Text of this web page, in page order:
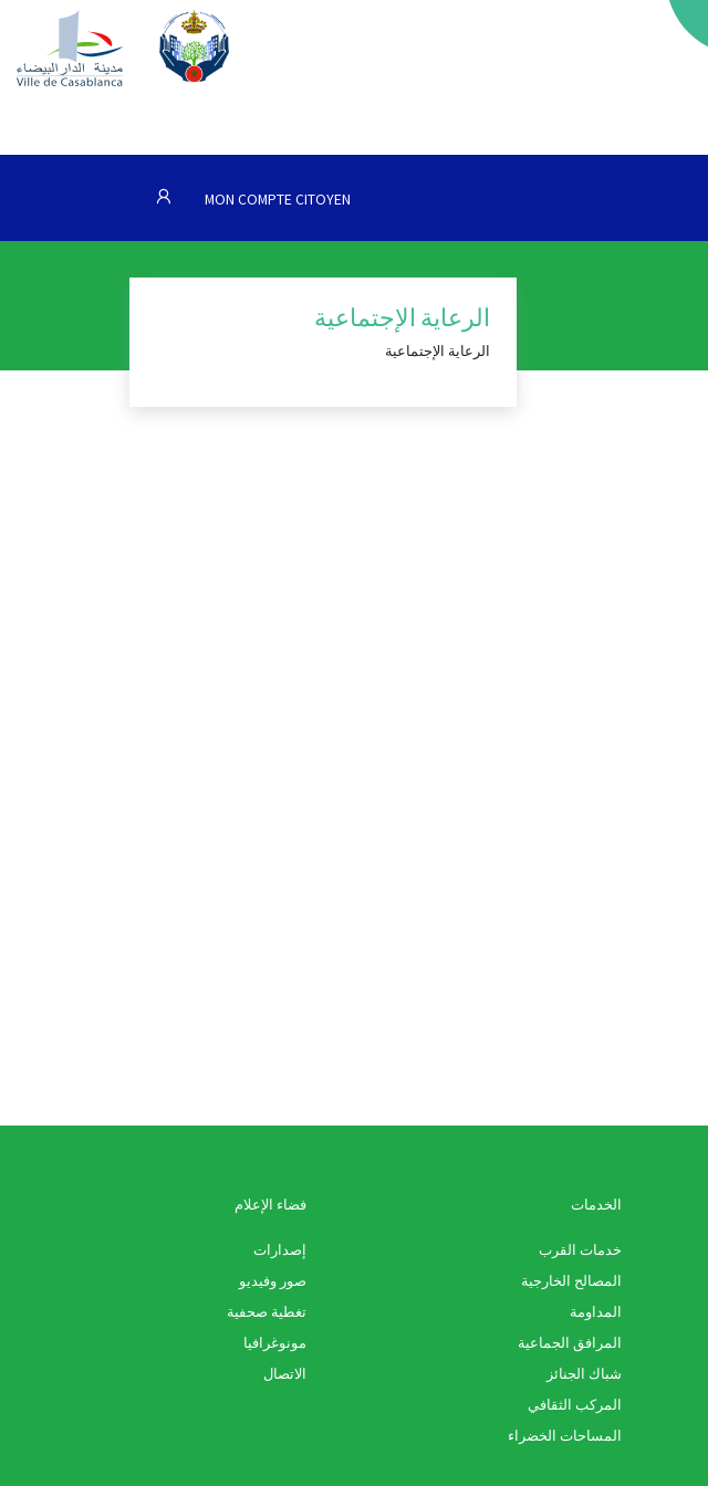
MON COMPTE CITOYEN
الرعاية الإجتماعية
الرعاية الإجتماعية
الخدمات
خدمات القرب
المصالح الخارجية
المداومة
المرافق الجماعية
شباك الجنائز
المركب الثقافي
المساحات الخضراء
فضاء الإعلام
إصدارات
صور وفيديو
تغطية صحفية
مونوغرافيا
الاتصال